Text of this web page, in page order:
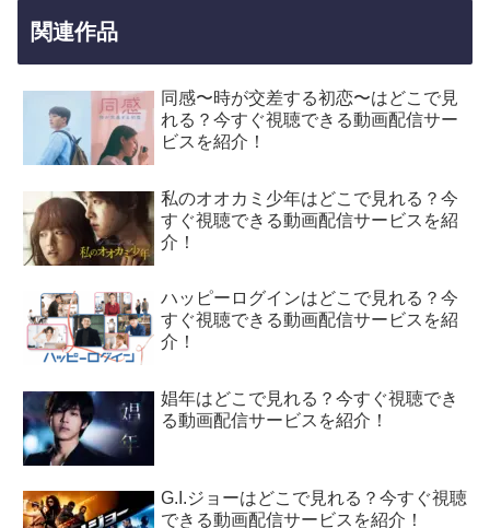
関連作品
同感〜時が交差する初恋〜はどこで見
れる？今すぐ視聴できる動画配信サー
ビスを紹介！
私のオオカミ少年はどこで見れる？今
すぐ視聴できる動画配信サービスを紹
介！
ハッピーログインはどこで見れる？今
すぐ視聴できる動画配信サービスを紹
介！
娼年はどこで見れる？今すぐ視聴でき
る動画配信サービスを紹介！
G.I.ジョーはどこで見れる？今すぐ視聴
できる動画配信サービスを紹介！